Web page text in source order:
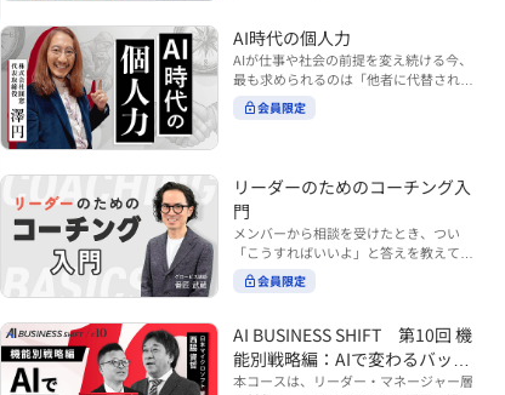
す。（順次公開） https://unlimited.glo
bis.co.jp/ja/tags/AI%E3%83%93%E3%8
2%B8%E3%83%8D%E3%82%B9%E3%
82%B7%E3%83%95%E3%83%88 ・基
礎編（第1回〜3回）：リーダーやマネー
のリーダーシップや組織変革を中心に学
ぶコース ・機能別戦略編（第8回〜12
回）：AI時代における機能別での戦略の
あり方を中心に学ぶコース より実践的な
AIツールの活用法について学びたい方は
『AI WORK SHIFTシリーズ』をご視聴く
3%BC%E3%82%AF%E3%82%B7%E3%
83%95%E3%83%88 ※本コースは、AIの
マネジメント活用を学ぶ「AIビジネスシ
が多い方 顧客の本当の課題や決裁者の判
断基準をつかみきれず、案件が前に進ま
ない方 再現性のある営業テクニックを身
につけたい方 ※本動画は、制作時点の情
報に基づき作成したものです（2026年7
い時代において、マネージャーとして成
果を上げ続けるためには、メンバーの個
性や特性を理解し、それに合わせた効果
的な任せ方を身につけることが重要で
す。このコースでは、ソーシャルスタイ
し、自身のリーダーシップを発揮できる
ようになっていきます。 ※本動画は、制
作時点の情報に基づき作成したものです
（2024年12月制作）
AI時代の個人力
AIが仕事や社会の前提を変え続ける今、
最も求められるのは「他者に代替されな
い個としての力」“個人力”です。 本コー
スでは、澤円氏の著書『個人力』をもと
ーマは、「Being（ありたい自分）」を
中心に据え、自ら考え（Think）、変化
し（Transform）、協働する（Collabor
ate）ことで、自分らしい価値を発揮し
ていくこと。 リスキリングやAI活用が叫
ばれる今こそ、スキルより先に“自分の
軸”を問うことが重要です。 あなたは何
か？ このコースは、あなたが“ありたい
自分”として生き、キャリアをデザイン
していくための思考と行動のガイドにな
ります。 ※本動画は、制作時点の情報に
会員限定
リーダーのためのコーチング入
門
メンバーから相談を受けたとき、つい
「こうすればいいよ」と答えを教えてし
まう。 あるいは、「自分で考えてほし
い」と思うあまり、すべて任せきりにし
つつ、自律的に仕事を進めてもらうため
にはどうすればよいのか。 こうした悩み
に直面するリーダー・マネージャーの方
は多いのではないでしょうか。 変化が激
会員限定
AI BUSINESS SHIFT 第10回 機
能別戦略編：AIで変わるバック
オフィス
本コースは、リーダー・マネージャー層